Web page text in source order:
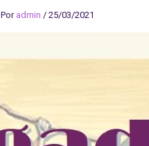
Por admin / 25/03/2021